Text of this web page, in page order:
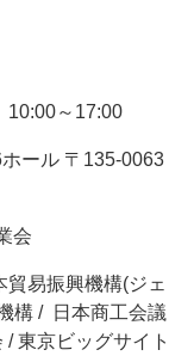
～17:00
ール 〒135-0063
会
易振興機構(ジェ
構 / 日本商工会議
東京ビッグサイト